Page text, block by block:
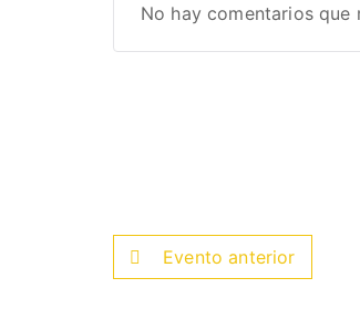
No hay comentarios que
Evento anterior